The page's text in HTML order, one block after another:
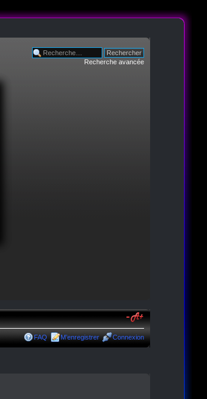
Recherche avancée
FAQ M’enregistrer Connexion